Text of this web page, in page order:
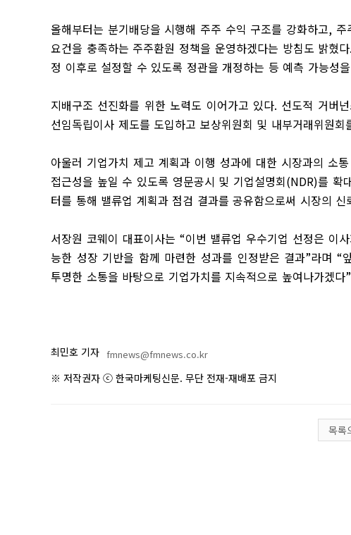
올해부터는 분기배당을 시행해 주주 수익 구조를 강화하고, 주
요건을 충족하는 주주환원 정책을 운영하겠다는 방침도 밝혔다.
정 이후로 설정할 수 있도록 정관을 개정하는 등 예측 가능성
지배구조 선진화를 위한 노력도 이어가고 있다. 선도적 거버
선임독립이사 제도를 도입하고 보상위원회 및 내부거래위원
아울러 기업가치 제고 계획과 이행 성과에 대한 시장과의 소
접근성을 높일 수 있도록 영문공시 및 기업설명회(NDR)를 확
터를 통해 밸류업 계획과 점검 결과를 공유함으로써 시장의
서장원 코웨이 대표이사는 “이번 밸류업 우수기업 선정은 이
능한 성장 기반을 함께 마련한 성과를 인정받은 결과”라며 “
투명한 소통을 바탕으로 기업가치를 지속적으로 높여나가겠다”
최민호 기자 fmnews@fmnews.co.kr
※ 저작권자 ⓒ 한국마케팅신문. 무단 전재-재배포 금지
목록